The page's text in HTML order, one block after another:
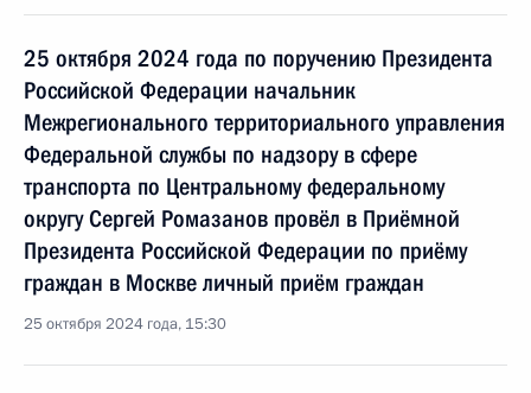
25 октября 2024 года по поручению Президента
Российской Федерации начальник
Межрегионального территориального управления
Федеральной службы по надзору в сфере
транспорта по Центральному федеральному
округу Сергей Ромазанов провёл в Приёмной
Президента Российской Федерации по приёму
граждан в Москве личный приём граждан
25 октября 2024 года, 15:30